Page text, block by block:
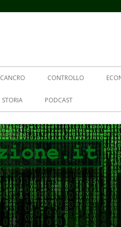
CANCRO CONTROLLO
STORIA PODCAST